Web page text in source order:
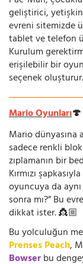
geliştirici,
evreni sitemizde
tablet ve telefon
Kurulum
erişilebilir bir
seçenek
Mario Oyunları🍄
Mario dünyasına
sadece renkli
zıplamanın bir
Kırmızı
oyuncuya da
sonra mı?” Bu
dikkat ister. 👸🏼
Bu yolculuğun
Prenses Peach,
Bowserbu